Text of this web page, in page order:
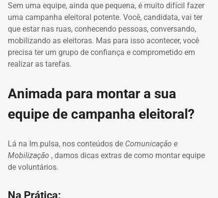
Sem uma equipe, ainda que pequena, é muito difícil fazer
uma campanha eleitoral potente. Você, candidata, vai ter
que estar nas ruas, conhecendo pessoas, conversando,
mobilizando as eleitoras. Mas para isso acontecer, você
precisa ter um grupo de confiança e comprometido em
realizar as tarefas.
Animada para montar a sua
equipe de campanha eleitoral?
Lá na Im.pulsa, nos conteúdos de Comunicação e
Mobilização , damos dicas extras de como montar equipe
de voluntários.
Na Prática: